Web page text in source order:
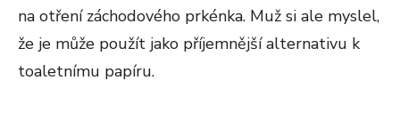
na otření záchodového prkénka. Muž si ale myslel,
že je může použít jako příjemnější alternativu k
toaletnímu papíru.